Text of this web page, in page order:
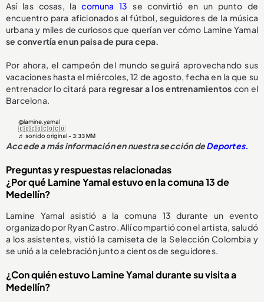
Así las cosas, lacomuna 13 se convirtió en un punto de
encuentro para aficionados al fútbol, seguidores de la música
urbana y miles de curiosos que querían ver cómo Lamine Yamal
se convertía en un paisa de pura cepa.
Por ahora, el campeón del mundo seguirá aprovechando sus
vacaciones hasta el miércoles, 12 de agosto, fecha en la que su
entrenador lo citará para regresar a los entrenamientos con el
Barcelona.
@lamine.yamal
🇨🇴🇨🇴🇨🇴🇨🇴
♬ sonido original - 𝟥:𝟥𝟥 ᎷᎷ
Accede a más información en nuestra sección deDeportes.
Preguntas y respuestas relacionadas
¿Por qué Lamine Yamal estuvo en la comuna 13 de
Medellín?
Lamine Yamal asistió a la comuna 13 durante un evento
organizado por Ryan Castro. Allí compartió con el artista, saludó
a los asistentes, vistió la camiseta de la Selección Colombia y
se unió a la celebración junto a cientos de seguidores.
¿Con quién estuvo Lamine Yamal durante su visita a
Medellín?